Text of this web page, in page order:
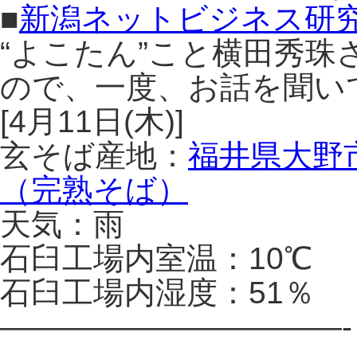
■新潟ネットビジネス研
“よこたん”こと横田秀
ので、一度、お話を聞
[4月11日(木)]
玄そば産地： 福井県大野
（完熟そば）
天気：雨
石臼工場内室温：10℃
石臼工場内湿度：51％
———————————-